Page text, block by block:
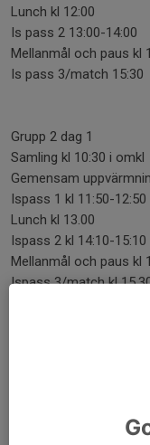
Lunch kl 12:00
Is pass 2 13:00-14:00
Mellanmål och paus kl
Is pass 3/match 15:30
Grupp 2 dag 1
Samling kl 10:30 i omkl
Gemensam
Ispass 1 kl 11:50-12:50
Lunch kl 13.00
Ispass 2 kl 14:10-15:10
Mellanmål och paus kl
Ispass 3/match kl
Hoppas så många
Varmt välkomna